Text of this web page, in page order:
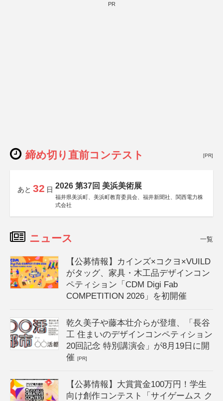
PR
締め切り直前コンテスト [PR]
あと 32 日 2026 第37回 美浜美術展
福井県美浜町、美浜町教育委員会、福井新聞社、関西電力株
式会社
ニュース 一覧
【公募情報】カインズ×コクヨ×VUILD
がタッグ、家具・木工品デザインコン
ペティション「CDM Digi Fab
COMPETITION 2026」を初開催
乾久美子や藤本壮介らが登壇、「長谷
工 住まいのデザインコンペティション
20回記念 特別講演会」が8月19日に開
催[PR]
【公募情報】大賞賞金100万円！学生
向け創作コンテスト「サイゲームス ク